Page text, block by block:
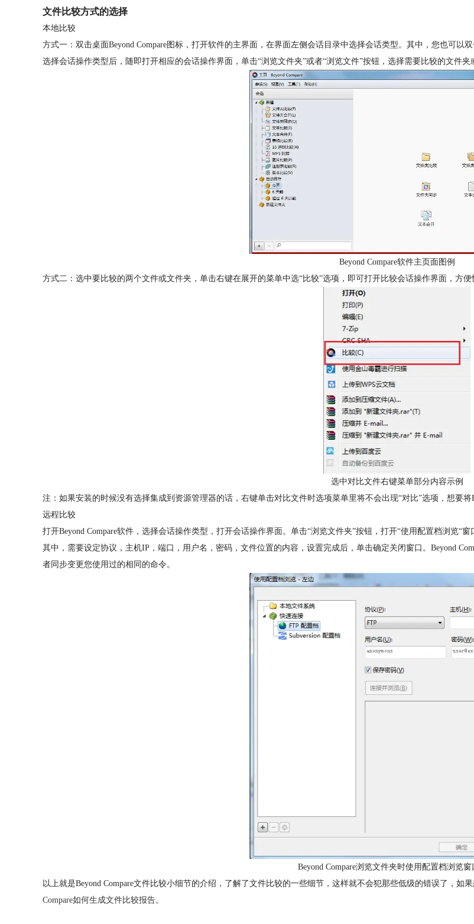
文件比较方式的选择
本地比较
方式一：双击桌面Beyond Compare图标，打开软件的主界面，在界面左侧会话目录中选择会话类型。其中，您也可以
选择会话操作类型后，随即打开相应的会话操作界面，单击“浏览文件夹”或者“浏览文件”按钮，选择需要比较的文件夹
Beyond Compare软件主页面图例
方式二：选中要比较的两个文件或文件夹，单击右键在展开的菜单中选“比较”选项，即可打开比较会话操作界面，方便
选中对比文件右键菜单部分内容示例
注：如果安装的时候没有选择集成到资源管理器的话，右键单击对比文件时选项菜单里将不会出现“对比”选项，想要将
远程比较
打开Beyond Compare软件，选择会话操作类型，打开会话操作界面。单击“浏览文件夹”按钮，打开“使用配置档浏览“窗
其中，需要设定协议，主机IP，端口，用户名，密码，文件位置的内容，设置完成后，单击确定关闭窗口。Beyond
者同步变更您使用过的相同的命令。
Beyond Compare浏览文件夹时使用配置档浏览窗
以上就是Beyond Compare文件比较小细节的介绍，了解了文件比较的一些细节，这样就不会犯那些低级的错误了，如
Compare如何生成文件比较报告。